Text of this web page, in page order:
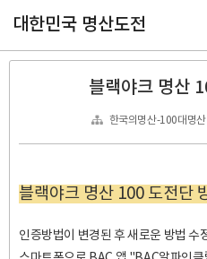
대한민국 명산도전
블랙야크 명산
한국의명산-100대명산
블랙야크 명산 100 도전단
인증방법이 변경된 후 새로운 방법 수